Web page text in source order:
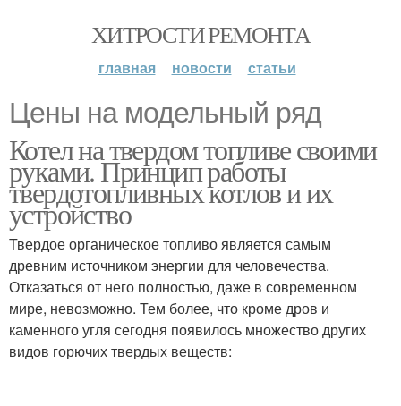
ХИТРОСТИ РЕМОНТА
главная новости статьи
Цены на модельный ряд
Котел на твердом топливе своими
руками. Принцип работы
твердотопливных котлов и их
устройство
Твердое органическое топливо является самым
древним источником энергии для человечества.
Отказаться от него полностью, даже в современном
мире, невозможно. Тем более, что кроме дров и
каменного угля сегодня появилось множество других
видов горючих твердых веществ: